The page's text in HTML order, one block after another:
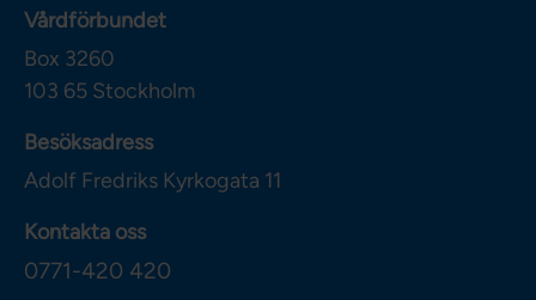
Vårdförbundet
Box 3260
103 65 Stockholm
Besöksadress
Adolf Fredriks Kyrkogata 11
Kontakta oss
0771-420 420